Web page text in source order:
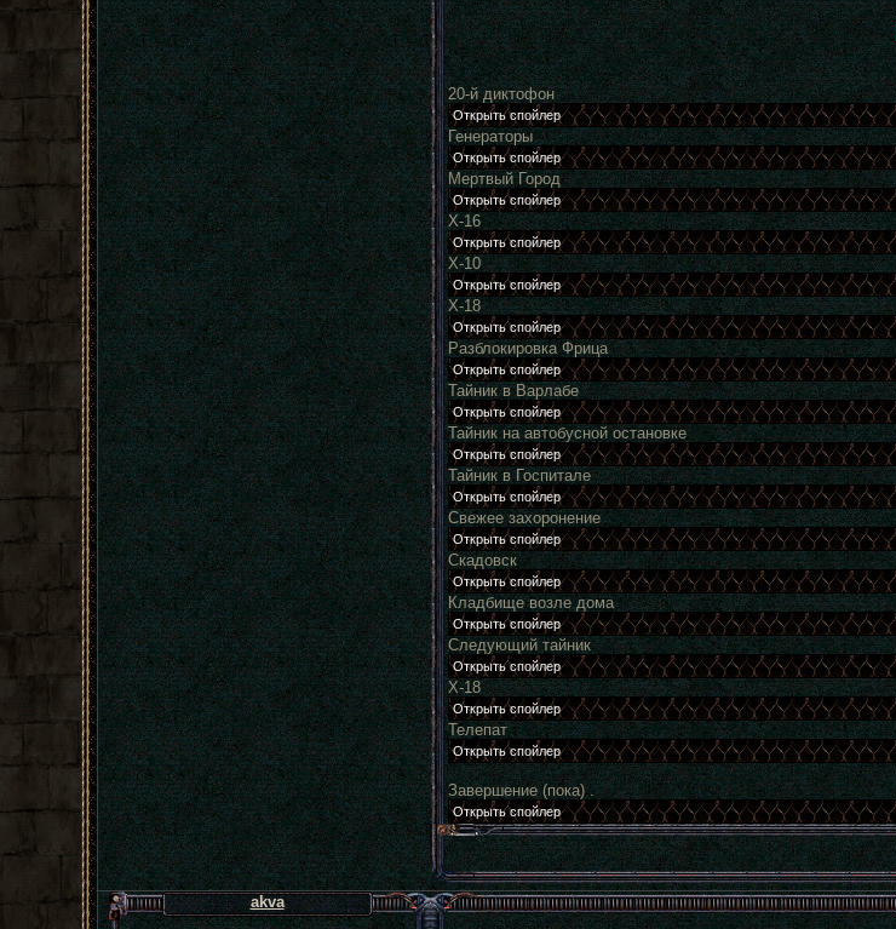
20-й диктофон
Генераторы
Мертвый Город
Х-16
Х-10
Х-18
Разблокировка Фрица
Тайник в Варлабе
Тайник на автобусной остановке
Тайник в Госпитале
Свежее захоронение
Скадовск
Кладбище возле дома
Следующий тайник
Х-18
Телепат
Завершение (пока) .
akva